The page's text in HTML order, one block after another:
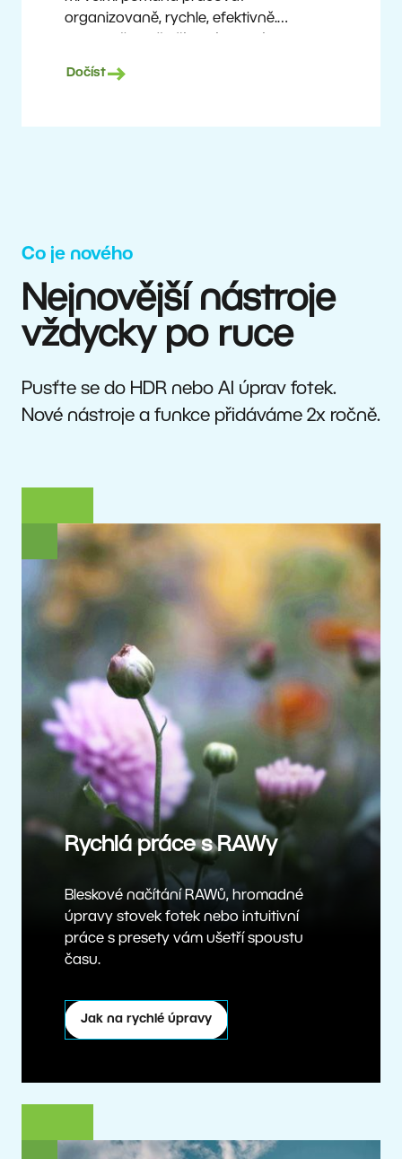
organizovaně, rychle, efektivně.
a přesto mohu nabízet dobré výstupy
Dočíst
Co je nového
Nejnovější nástroje
vždycky po ruce
Pusťte se do HDR nebo AI úprav fotek.
Nové nástroje a funkce přidáváme 2x ročně.
Rychlá práce s RAWy
Bleskové načítání RAWů, hromadné
úpravy stovek fotek nebo intuitivní
práce s presety vám ušetří spoustu
času.
Jak na rychlé úpravy